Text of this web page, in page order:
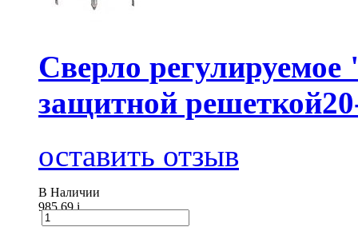
Сверло
защитной
оставить отзыв
В Наличии
985.69i